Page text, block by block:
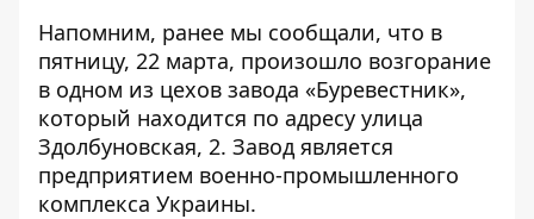
Напомним, ранее мы сообщали, что в
пятницу, 22 марта, произошло возгорание
в одном из цехов завода «Буревестник»,
который находится по адресу улица
Здолбуновская, 2. Завод является
предприятием военно-промышленного
комплекса Украины.